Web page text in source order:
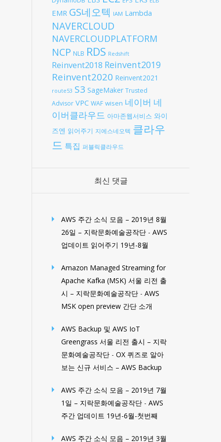
EMR GS네오텍 IAM Lambda
NAVERCLOUD
NAVERCLOUDPLATFORM
NCP NLB RDS Redshift
Reinvent2018 Reinvent2019
Reinvent2020 Reinvent2021
route53 S3 SageMaker Trusted
Advisor VPC WAF wisen 네이버 네
이버클라우드 아마존웹서비스 와이
즈엔 읽어주기 지에스네오텍 클라우
드 특집 퍼블릭클라우드
최신 댓글
AWS 주간 소식 모음 – 2019년 8월
26일 – 지락문화예술공작단 - AWS
업데이트 읽어주기 19년-8월
Amazon Managed Streaming for
Apache Kafka (MSK) 서울 리전 출
시 – 지락문화예술공작단 - AWS
MSK open preview 간단 소개
AWS Backup 및 AWS IoT
Greengrass 서울 리전 출시 – 지락
문화예술공작단 - OX 퀴즈로 알아
보는 신규 서비스 – AWS Backup
AWS 주간 소식 모음 – 2019년 7월
1일 – 지락문화예술공작단 - AWS
주간 업데이트 19년-6월-첫번째
AWS 주간 소식 모음 – 2019년 3월